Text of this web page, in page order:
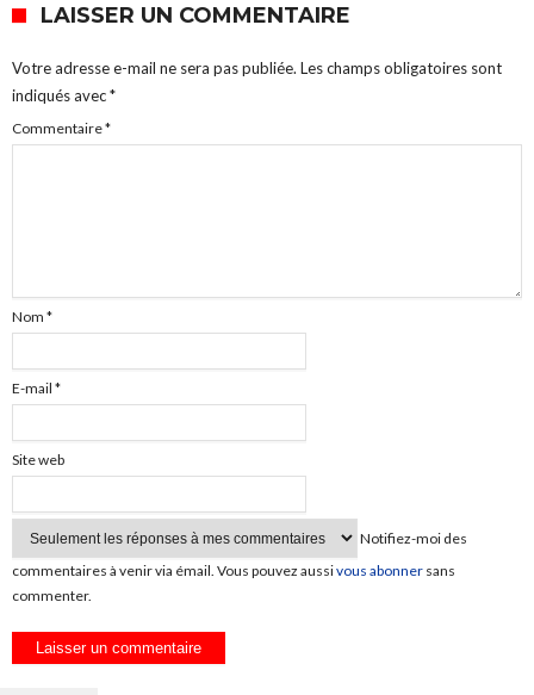
LAISSER UN COMMENTAIRE
Votre adresse e-mail ne sera pas publiée. Les champs obligatoires sont
indiqués avec*
Commentaire*
Nom *
E-mail *
Site web
Notifiez-moi des
commentaires à venir via émail. Vous pouvez aussivous abonner sans
commenter.